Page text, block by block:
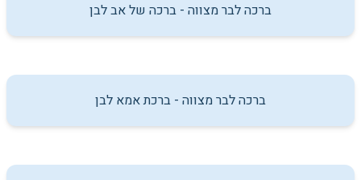
ברכה לבר מצווה - ברכה של אב לבן
ברכה לבר מצווה - ברכת אמא לבן